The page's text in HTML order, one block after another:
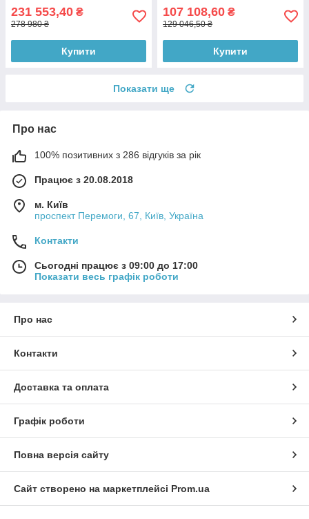
231 553,40 ₴
278 980 ₴
Купити
107 108,60 ₴
129 046,50 ₴
Купити
Показати ще
Про нас
100% позитивних з 286 відгуків за рік
Працює з 20.08.2018
м. Київ
проспект Перемоги, 67, Київ, Україна
Контакти
Сьогодні працює з 09:00 до 17:00
Показати весь графік роботи
Про нас
Контакти
Доставка та оплата
Графік роботи
Повна версія сайту
Сайт створено на маркетплейсі Prom.ua